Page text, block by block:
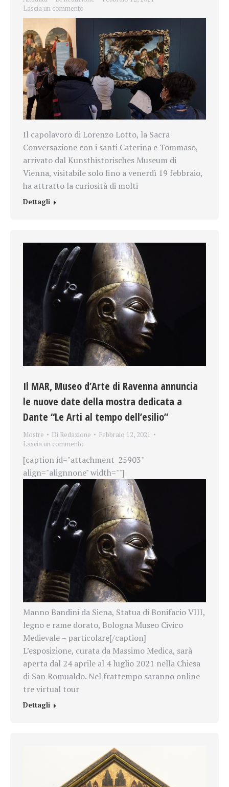
Lascia un commento
Il capolavoro di Lorenzo Lotto, la Sacra
Conversazione con i santi Caterina e Tommaso,
arrivato dal Kunsthistorisches Museum di
Vienna, visitabile solo fino a venerdì 19 febbraio,
ha attratto la curiosità di molti
Dettagli
Il MAR, Museo d’Arte di Ravenna annuncia
le nuove date della mostra dedicata a
Dante “Le Arti al tempo dell’esilio”
Mostre Di Redazione
Febbraio 12, 2021
Lascia un commento
[caption id="attachment_25903"
align="alignnone" width=""]
Manno Bandini da Siena, Statua di Bonifacio VIII,
legno e rame dorato, Bologna Museo Civico
Medievale – particolare[/caption]
L’esposizione, curata da Massimo Medica, sarà
aperta dal 24 aprile al 4 luglio 2021 nella Chiesa
di San Romualdo. Nel frattempo saranno online
tre virtual tour
Dettagli